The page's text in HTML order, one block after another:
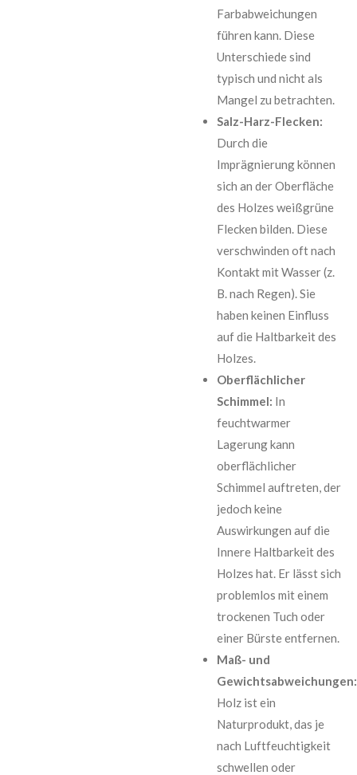
Farbabweichungen
führen kann. Diese
Unterschiede sind
typisch und nicht als
Mangel zu betrachten.
Salz-Harz-Flecken:
Durch die
Imprägnierung können
sich an der Oberfläche
des Holzes weißgrüne
Flecken bilden. Diese
verschwinden oft nach
Kontakt mit Wasser (z.
B. nach Regen). Sie
haben keinen Einfluss
auf die Haltbarkeit des
Holzes.
Oberflächlicher
Schimmel: In
feuchtwarmer
Lagerung kann
oberflächlicher
Schimmel auftreten, der
jedoch keine
Auswirkungen auf die
Innere Haltbarkeit des
Holzes hat. Er lässt sich
problemlos mit einem
trockenen Tuch oder
einer Bürste entfernen.
Maß- und
Gewichtsabweichungen:
Holz ist ein
Naturprodukt, das je
nach Luftfeuchtigkeit
schwellen oder